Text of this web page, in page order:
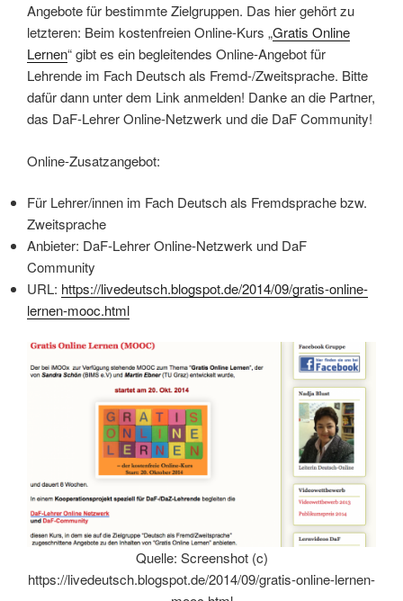
Angebote für bestimmte Zielgruppen. Das hier gehört zu
letzteren: Beim kostenfreien Online-Kurs „Gratis Online
Lernen“ gibt es ein begleitendes Online-Angebot für
Lehrende im Fach Deutsch als Fremd-/Zweitsprache. Bitte
dafür dann unter dem Link anmelden! Danke an die Partner,
das DaF-Lehrer Online-Netzwerk und die DaF Community!
Online-Zusatzangebot:
Für Lehrer/innen im Fach Deutsch als Fremdsprache bzw.
Zweitsprache
Anbieter: DaF-Lehrer Online-Netzwerk und DaF
Community
URL: https://livedeutsch.blogspot.de/2014/09/gratis-online-
lernen-mooc.html
Quelle: Screenshot (c)
https://livedeutsch.blogspot.de/2014/09/gratis-online-lernen-